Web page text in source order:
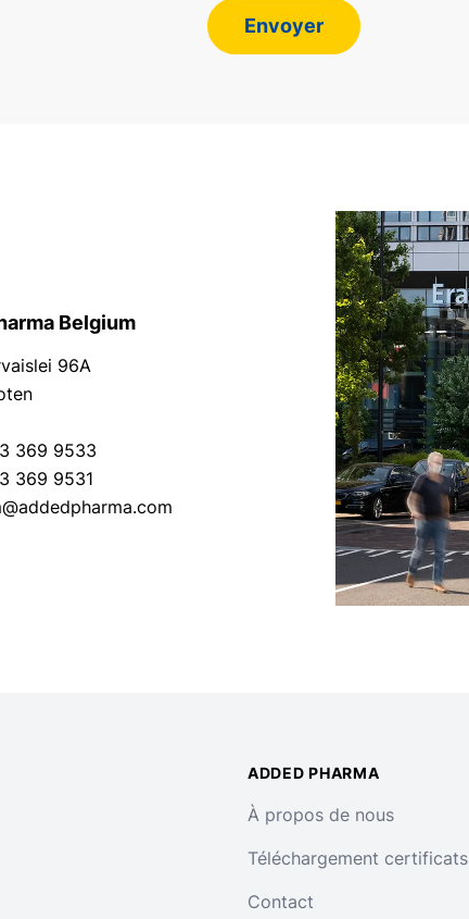
Envoyer
Belgium
96A
369 9533
369 9531
ADDED PHARMA
À propos de nous
Téléchargement certificats
Contact